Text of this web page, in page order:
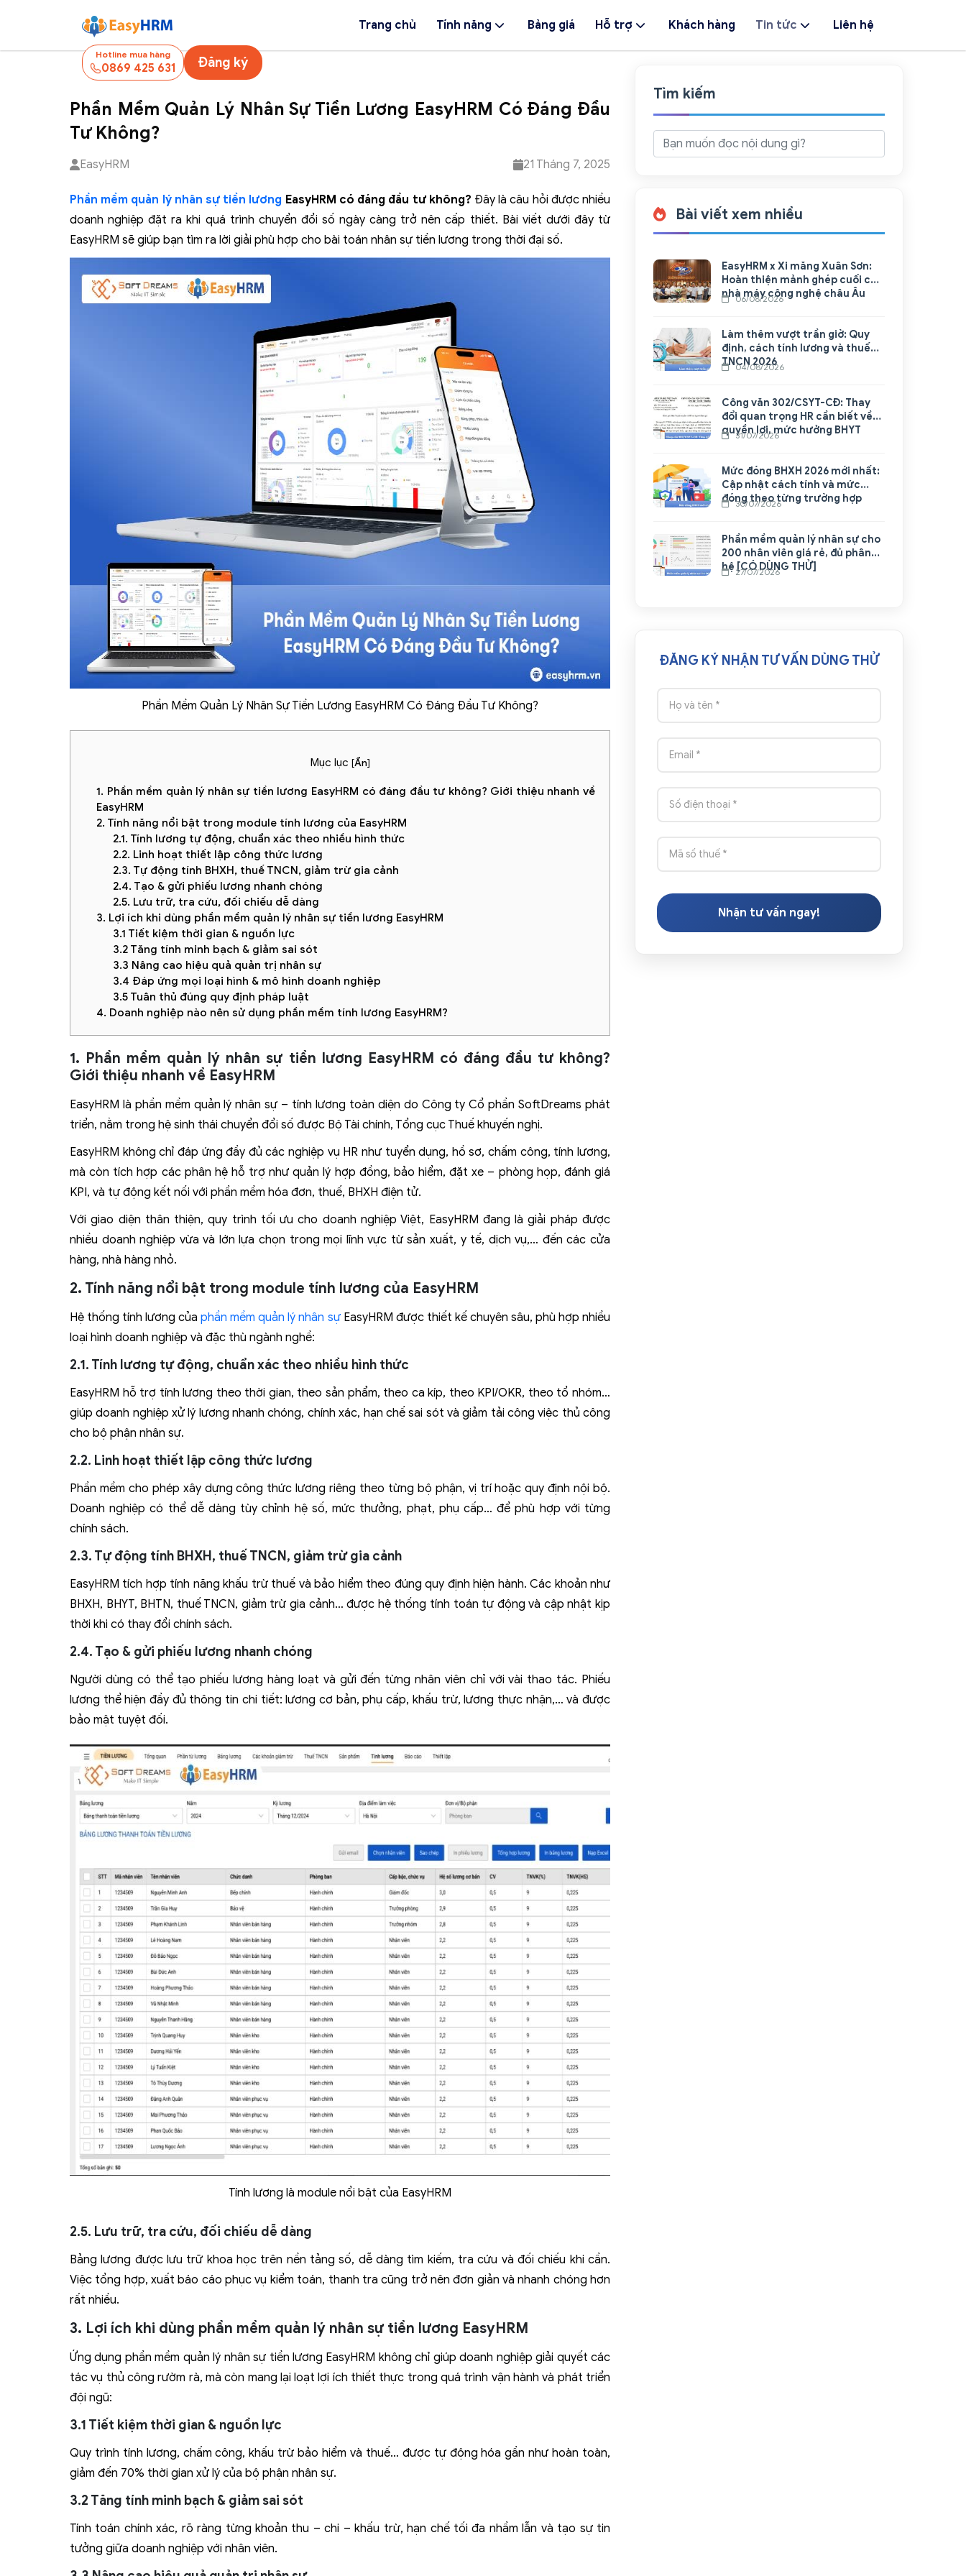
Trang chủ Tính năng Bảng giá Hỗ trợ Khách hàng Tin tức Liên hệ
Hotline mua hàng
0869 425 631 Đăng ký
Phần Mềm Quản Lý Nhân Sự Tiền Lương EasyHRM Có Đáng Đầu
Tư Không?
EasyHRM 21 Tháng 7, 2025
Phần mềm quản lý nhân sự tiền lương EasyHRM có đáng đầu tư không? Đây là câu hỏi được nhiều
doanh nghiệp đặt ra khi quá trình chuyển đổi số ngày càng trở nên cấp thiết. Bài viết dưới đây từ
EasyHRM sẽ giúp bạn tìm ra lời giải phù hợp cho bài toán nhân sự tiền lương trong thời đại số.
Phần Mềm Quản Lý Nhân Sự Tiền Lương EasyHRM Có Đáng Đầu Tư Không?
Mục lục [Ẩn]
1. Phần mềm quản lý nhân sự tiền lương EasyHRM có đáng đầu tư không? Giới thiệu nhanh về
EasyHRM
2. Tính năng nổi bật trong module tính lương của EasyHRM
2.1. Tính lương tự động, chuẩn xác theo nhiều hình thức
2.2. Linh hoạt thiết lập công thức lương
2.3. Tự động tính BHXH, thuế TNCN, giảm trừ gia cảnh
2.4. Tạo & gửi phiếu lương nhanh chóng
2.5. Lưu trữ, tra cứu, đối chiếu dễ dàng
3. Lợi ích khi dùng phần mềm quản lý nhân sự tiền lương EasyHRM
3.1 Tiết kiệm thời gian & nguồn lực
3.2 Tăng tính minh bạch & giảm sai sót
3.3 Nâng cao hiệu quả quản trị nhân sự
3.4 Đáp ứng mọi loại hình & mô hình doanh nghiệp
3.5 Tuân thủ đúng quy định pháp luật
4. Doanh nghiệp nào nên sử dụng phần mềm tính lương EasyHRM?
1. Phần mềm quản lý nhân sự tiền lương EasyHRM có đáng đầu tư không?
Giới thiệu nhanh về EasyHRM
EasyHRM là phần mềm quản lý nhân sự – tính lương toàn diện do Công ty Cổ phần SoftDreams phát
triển, nằm trong hệ sinh thái chuyển đổi số được Bộ Tài chính, Tổng cục Thuế khuyến nghị.
EasyHRM không chỉ đáp ứng đầy đủ các nghiệp vụ HR như tuyển dụng, hồ sơ, chấm công, tính lương,
mà còn tích hợp các phân hệ hỗ trợ như quản lý hợp đồng, bảo hiểm, đặt xe – phòng họp, đánh giá
KPI, và tự động kết nối với phần mềm hóa đơn, thuế, BHXH điện tử.
Với giao diện thân thiện, quy trình tối ưu cho doanh nghiệp Việt, EasyHRM đang là giải pháp được
nhiều doanh nghiệp vừa và lớn lựa chọn trong mọi lĩnh vực từ sản xuất, y tế, dịch vụ,… đến các cửa
hàng, nhà hàng nhỏ.
2. Tính năng nổi bật trong module tính lương của EasyHRM
Hệ thống tính lương củaphần mềm quản lý nhân sựEasyHRM được thiết kế chuyên sâu, phù hợp nhiều
loại hình doanh nghiệp và đặc thù ngành nghề:
2.1. Tính lương tự động, chuẩn xác theo nhiều hình thức
EasyHRM hỗ trợ tính lương theo thời gian, theo sản phẩm, theo ca kíp, theo KPI/OKR, theo tổ nhóm…
giúp doanh nghiệp xử lý lương nhanh chóng, chính xác, hạn chế sai sót và giảm tải công việc thủ công
cho bộ phận nhân sự.
2.2. Linh hoạt thiết lập công thức lương
Phần mềm cho phép xây dựng công thức lương riêng theo từng bộ phận, vị trí hoặc quy định nội bộ.
Doanh nghiệp có thể dễ dàng tùy chỉnh hệ số, mức thưởng, phạt, phụ cấp… để phù hợp với từng
chính sách.
2.3. Tự động tính BHXH, thuế TNCN, giảm trừ gia cảnh
EasyHRM tích hợp tính năng khấu trừ thuế và bảo hiểm theo đúng quy định hiện hành. Các khoản như
BHXH, BHYT, BHTN, thuế TNCN, giảm trừ gia cảnh… được hệ thống tính toán tự động và cập nhật kịp
thời khi có thay đổi chính sách.
2.4. Tạo & gửi phiếu lương nhanh chóng
Người dùng có thể tạo phiếu lương hàng loạt và gửi đến từng nhân viên chỉ với vài thao tác. Phiếu
lương thể hiện đầy đủ thông tin chi tiết: lương cơ bản, phụ cấp, khấu trừ, lương thực nhận,… và được
bảo mật tuyệt đối.
Tính lương là module nổi bật của EasyHRM
2.5. Lưu trữ, tra cứu, đối chiếu dễ dàng
Bảng lương được lưu trữ khoa học trên nền tảng số, dễ dàng tìm kiếm, tra cứu và đối chiếu khi cần.
Việc tổng hợp, xuất báo cáo phục vụ kiểm toán, thanh tra cũng trở nên đơn giản và nhanh chóng hơn
rất nhiều.
3. Lợi ích khi dùng phần mềm quản lý nhân sự tiền lương EasyHRM
Ứng dụng phần mềm quản lý nhân sự tiền lương EasyHRM không chỉ giúp doanh nghiệp giải quyết các
tác vụ thủ công rườm rà, mà còn mang lại loạt lợi ích thiết thực trong quá trình vận hành và phát triển
đội ngũ:
3.1 Tiết kiệm thời gian & nguồn lực
Quy trình tính lương, chấm công, khấu trừ bảo hiểm và thuế… được tự động hóa gần như hoàn toàn,
giảm đến 70% thời gian xử lý của bộ phận nhân sự.
3.2 Tăng tính minh bạch & giảm sai sót
Tính toán chính xác, rõ ràng từng khoản thu – chi – khấu trừ, hạn chế tối đa nhầm lẫn và tạo sự tin
tưởng giữa doanh nghiệp với nhân viên.
Tìm kiếm
Bài viết xem nhiều
EasyHRM x Xi măng Xuân Sơn:
Hoàn thiện mảnh ghép cuối cho
nhà máy công nghệ châu Âu
06/08/2026
Làm thêm vượt trần giờ: Quy
định, cách tính lương và thuế
TNCN 2026
04/08/2026
Công văn 302/CSYT-CĐ: Thay
đổi quan trọng HR cần biết về
quyền lợi, mức hưởng BHYT
31/07/2026
Mức đóng BHXH 2026 mới nhất:
Cập nhật cách tính và mức
đóng theo từng trường hợp
30/07/2026
Phần mềm quản lý nhân sự cho
200 nhân viên giá rẻ, đủ phân
hệ [CÓ DÙNG THỬ]
27/07/2026
ĐĂNG KÝ NHẬN TƯ VẤN DÙNG THỬ
Nhận tư vấn ngay!